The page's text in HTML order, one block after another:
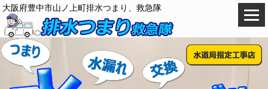
大阪府豊中市山ノ上町排水つまり、救急隊